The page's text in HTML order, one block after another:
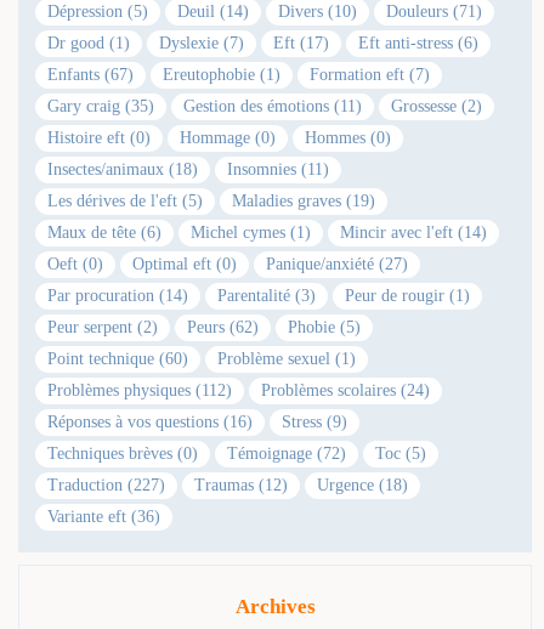
Dépression (5)
Deuil (14) Divers (10)
Douleurs (71)
Dr good (1)
Dyslexie (7) Eft (17)
Eft anti-stress (6)
Enfants (67)
Ereutophobie (1)
Formation eft (7)
Gary craig (35)
Gestion des émotions (11)
Grossesse (2)
Histoire eft (0)
Hommage (0)
Hommes (0)
Insectes/animaux (18)
Insomnies (11)
Les dérives de l'eft (5)
Maladies graves (19)
Maux de tête (6)
Michel cymes (1)
Mincir avec l'eft (14)
Oeft (0)
Optimal eft (0)
Panique/anxiété (27)
Par procuration (14)
Parentalité (3)
Peur de rougir (1)
Peur serpent (2)
Peurs (62)
Phobie (5)
Point technique (60)
Problème sexuel (1)
Problèmes physiques (112)
Problèmes scolaires (24)
Réponses à vos questions (16)
Stress (9)
Techniques brèves (0)
Témoignage (72)
Toc (5)
Traduction (227)
Traumas (12)
Urgence (18)
Variante eft (36)
Archives